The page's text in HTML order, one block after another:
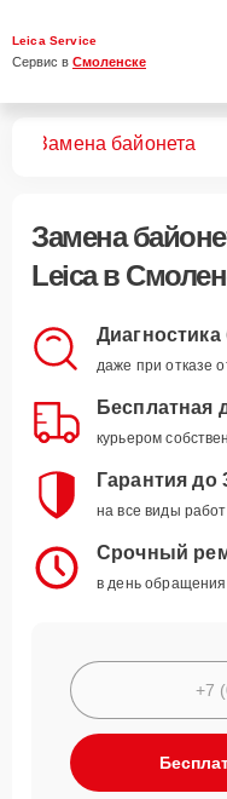
Leica Service
Сервис в Смоленске
Замена байонета
Замена
Leica в
даже при отказе
Бесплатная
курьером
Гарантия до
на все виды
Срочный
в день